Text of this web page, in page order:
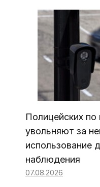
Полицейских
увольняют за
использование
наблюдения
07.08.2026